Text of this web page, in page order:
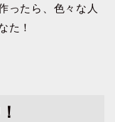
ったら、色々な人
た！